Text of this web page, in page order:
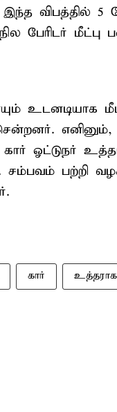
இந்த விபத்தில் 5
பேரிடர்
உடனடியாக
ஓட்டுநர்
சம்பவம் பற்றி
கார்